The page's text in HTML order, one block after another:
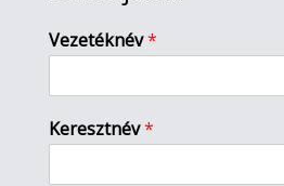
Vezetéknév*
Keresztnév*